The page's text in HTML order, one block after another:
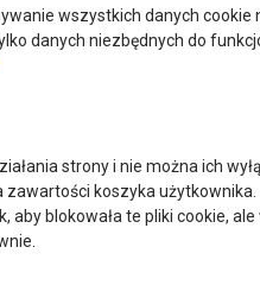
wszystkich danych cookie
danych niezbędnych do
strony i nie można ich
zawartości koszyka użytkownika.
aby blokowała te pliki cookie,